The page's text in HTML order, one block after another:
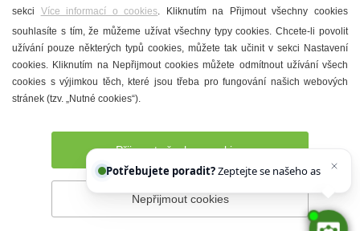
Ubytování
Restaurace
Městské muzeum a galerie
Denní meníčka
Prohlášení o přístupnosti Správce webu
sekci Více informací o cookies. Kliknutím na Přijmout všechny cookies
souhlasíte s tím, že můžeme užívat všechny typy cookies. Chcete-li povolit
užívání pouze některých typů cookies, můžete tak učinit v sekci Nastavení
cookies. Kliknutím na Nepřijmout cookies můžete odmítnout užívání všech
cookies s výjimkou těch, které jsou třeba pro fungování našich webových
stránek (tzv. „Nutné cookies“).
Přijmout všechny cookies
Nepřijmout cookies
Potřebujete poradit?Zeptejte se našeho asistentaC